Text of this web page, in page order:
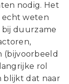
nodig. Het
echt weten
duurzame
(bijvoorbeeld
rol
blijkt dat naar